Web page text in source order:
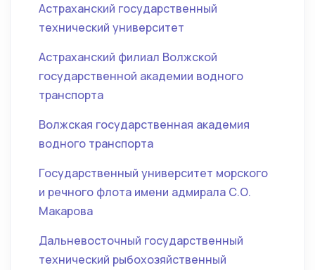
Астраханский государственный
технический университет
Астраханский филиал Волжской
государственной академии водного
транспорта
Волжская государственная академия
водного транспорта
Государственный университет морского
и речного флота имени адмирала С.О.
Макарова
Дальневосточный государственный
технический рыбохозяйственный